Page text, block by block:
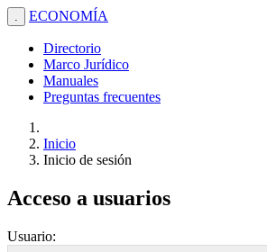
. ECONOMÍA
Directorio
Marco Jurídico
Manuales
Preguntas frecuentes
Inicio
Inicio de sesión
Acceso a usuarios
Usuario: